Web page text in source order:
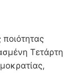
Τετάρτη